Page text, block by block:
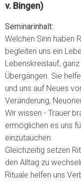
v. Bingen)
Seminarinhalt:
Welchen Sinn haben
begleiten uns ein
Lebenskreislauf,
Übergängen. Sie
und uns auf Neues
Veränderung,
Wir wissen - Trauer
ermöglichen es uns
einzutauchen.
Gleichzeitig setzen
den Alltag zu
Rituale helfen uns